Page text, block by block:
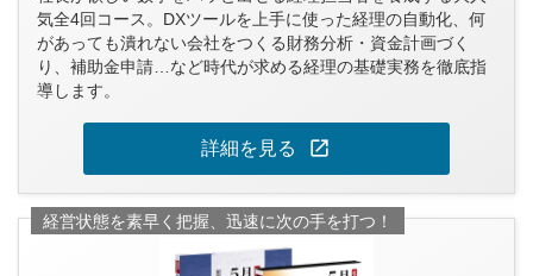
気全4回コース。DXツールを上手に使った経理の自動化、何
があっても潰れない会社をつくる財務分析・資金計画づく
り、補助金申請…など時代が求める経理の基礎実務を徹底指
導します。
詳細を見る open_in_new
経営状態を素早く把握、迅速に次の手を打つ！